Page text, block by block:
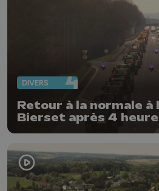
DIVERS
Retour à la normale
Bierset après 4